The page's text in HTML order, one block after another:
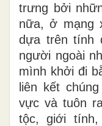
trưng bởi
nữa, ở mạng
dựa trên tính
người ngoài
mình khởi đi
liên kết
vực và tuôn
tộc, giới